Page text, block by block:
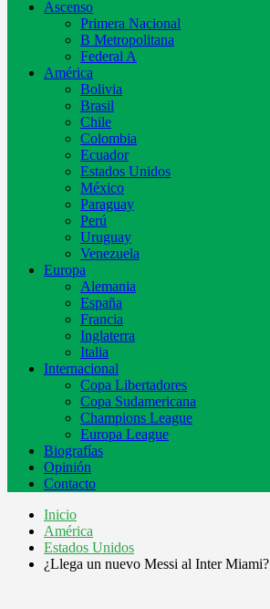
Ascenso
Primera Nacional
B Metropolitana
Federal A
América
Bolivia
Brasil
Chile
Colombia
Ecuador
Estados Unidos
México
Paraguay
Perú
Uruguay
Venezuela
Europa
Alemania
España
Francia
Inglaterra
Italia
Internacional
Copa Libertadores
Copa Sudamericana
Champions League
Europa League
Biografías
Opinión
Contacto
Inicio
América
Estados Unidos
¿Llega un nuevo Messi al Inter Miami?